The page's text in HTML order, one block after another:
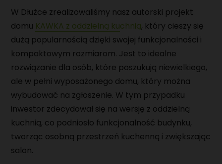
PREFABRYKOWANYCH
EKIPY BUDOWLANE DO MONTAŻU DOMÓW
PREFABRYKOWANYCH
EKIPY DO WYKONYWANIA PŁYT FUNDAMENTOWYCH
OPERATOR CNC - OBRÓBKA DREWNA
MAGAZYNIER
PRACOWNIK PRODUKCJI
KONTAKT
W Dłużce zrealizowaliśmy nasz autorski projekt
domu KAWKA z oddzielną kuchnią, który cieszy się
dużą popularnością dzięki swojej funkcjonalności i
kompaktowym rozmiarom. Jest to idealne
rozwiązanie dla osób, które poszukują niewielkiego,
ale w pełni wyposażonego domu, który można
wybudować na zgłoszenie. W tym przypadku
inwestor zdecydował się na wersję z oddzielną
kuchnią, co podniosło funkcjonalność budynku,
tworząc osobną przestrzeń kuchenną i zwiększając
salon.